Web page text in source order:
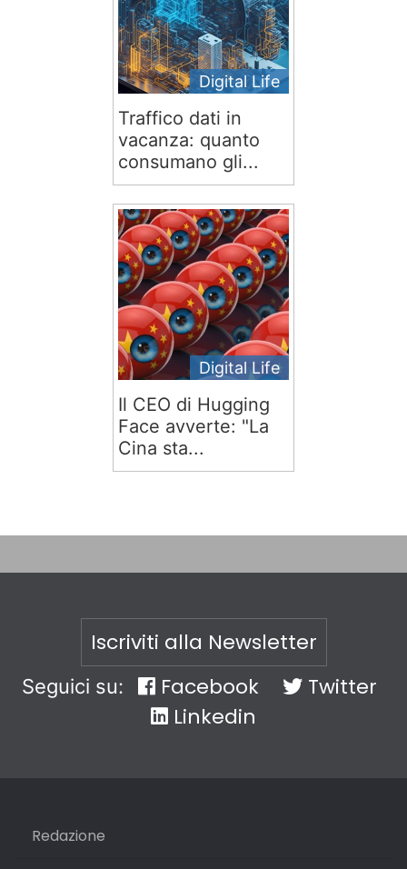
Digital Life
Traffico dati in
vacanza: quanto
consumano gli...
Digital Life
Il CEO di Hugging
Face avverte: "La
Cina sta...
Iscriviti alla Newsletter
Seguici su: Facebook
Twitter
Linkedin
Redazione